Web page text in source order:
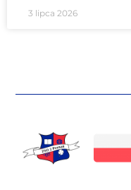
3 lipca 2026